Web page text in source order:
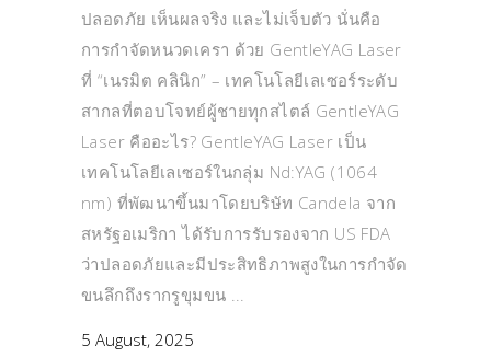
ปลอดภัย เห็นผลจริง และไม่เจ็บตัว นั่นคือ
การกำจัดหนวดเครา ด้วย GentleYAG Laser
ที่ “เนรมิต คลินิก” – เทคโนโลยีเลเซอร์ระดับ
สากลที่ตอบโจทย์ผู้ชายทุกสไตล์ GentleYAG
Laser คืออะไร? GentleYAG Laser เป็น
เทคโนโลยีเลเซอร์ในกลุ่ม Nd:YAG (1064
nm) ที่พัฒนาขึ้นมาโดยบริษัท Candela จาก
สหรัฐอเมริกา ได้รับการรับรองจาก US FDA
ว่าปลอดภัยและมีประสิทธิภาพสูงในการกำจัด
ขนลึกถึงรากรูขุมขน
5 August, 2025